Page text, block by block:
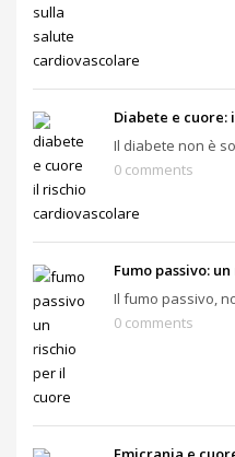
Diabete e
Il diabete non è
0 comments
Fumo passivo:
Il fumo passivo,
0 comments